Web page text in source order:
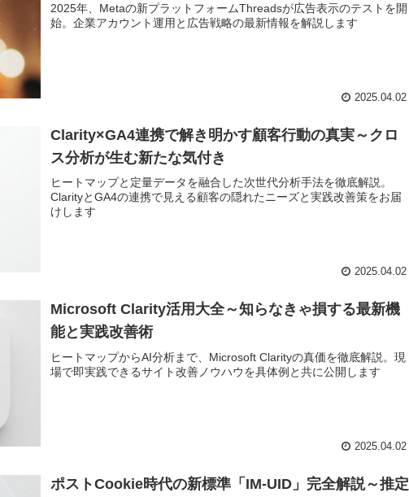
2025年、Metaの新プラットフォームThreadsが広告表示のテストを開
始。企業アカウント運用と広告戦略の最新情報を解説します
2025.04.02
Clarity×GA4連携で解き明かす顧客行動の真実～クロ
ス分析が生む新たな気付き
ヒートマップと定量データを融合した次世代分析手法を徹底解説。
ClarityとGA4の連携で見える顧客の隠れたニーズと実践改善策をお届
けします
2025.04.02
Microsoft Clarity活用大全～知らなきゃ損する最新機
能と実践改善術
ヒートマップからAI分析まで、Microsoft Clarityの真価を徹底解説。現
場で即実践できるサイト改善ノウハウを具体例と共に公開します
2025.04.02
ポストCookie時代の新標準「IM-UID」完全解説～推定